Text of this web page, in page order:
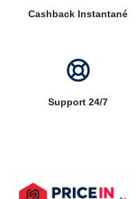
Cashback Instantané
Support 24/7